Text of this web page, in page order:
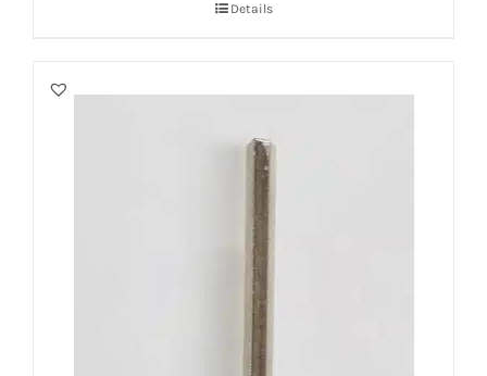
Details